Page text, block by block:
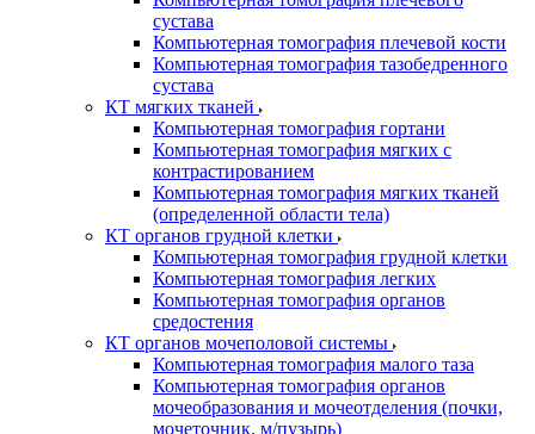
сустава
Компьютерная томография плечевой кости
Компьютерная томография тазобедренного
сустава
КТ мягких тканей
Компьютерная томография гортани
Компьютерная томография мягких с
контрастированием
Компьютерная томография мягких тканей
(определенной области тела)
КТ органов грудной клетки
Компьютерная томография грудной клетки
Компьютерная томография легких
Компьютерная томография органов
средостения
КТ органов мочеполовой системы
Компьютерная томография малого таза
Компьютерная томография органов
мочеобразования и мочеотделения (почки,
мочеточник, м/пузырь)